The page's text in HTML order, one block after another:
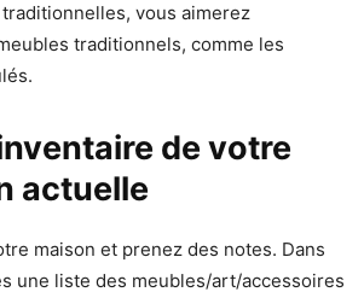
vous aimerez
traditionnels, comme les
de votre
actuelle
maison et prenez des notes. Dans
une liste des meubles/art/accessoires